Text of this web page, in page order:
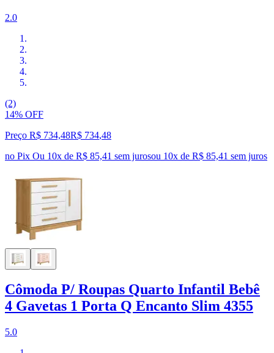
2.0
(2)
14% OFF
Preço R$ 734,48R$ 734,48
no Pix Ou 10x de R$ 85,41 sem jurosou 10x de R$ 85,41 sem juros
Cômoda P/ Roupas Quarto Infantil Bebê
4 Gavetas 1 Porta Q Encanto Slim 4355
5.0